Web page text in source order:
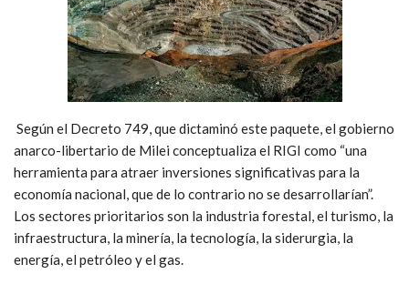
Según el Decreto 749, que dictaminó este paquete, el gobierno
anarco-libertario de Milei conceptualiza el RIGI como “una
herramienta para atraer inversiones significativas para la
economía nacional, que de lo contrario no se desarrollarían”.
Los sectores prioritarios son la industria forestal, el turismo, la
infraestructura, la minería, la tecnología, la siderurgia, la
energía, el petróleo y el gas.